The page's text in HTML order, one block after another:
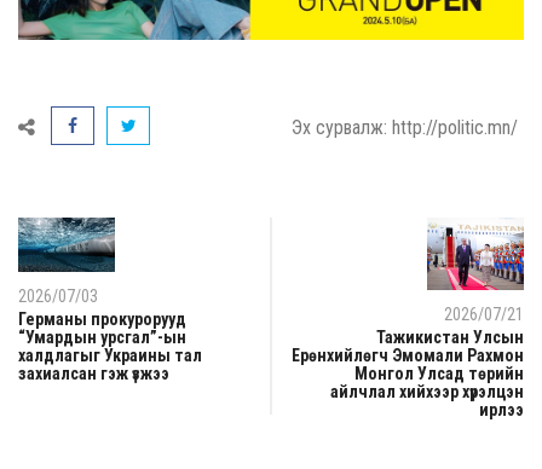
Эх сурвалж: http://politic.mn/
2026/07/03
Германы прокурорууд
“Умардын урсгал”-ын
халдлагыг Украины тал
захиалсан гэж үзжээ
2026/07/21
Тажикистан Улсын
Ерөнхийлөгч Эмомали Рахмон
Монгол Улсад төрийн
айлчлал хийхээр хүрэлцэн
ирлээ